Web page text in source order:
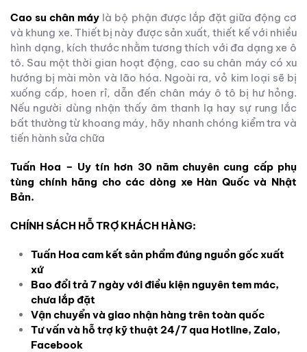
Cao su chân máy là bộ phận được lắp đặt giữa động cơ
và khung xe. Thiết bị này được sản xuất, thiết kế với nhiều
hình dạng, kích thước nhằm tương thích với đa dạng xe ô
tô. Sau một thời gian hoạt động, cao su chân máy có xu
hướng bị mài mòn và lão hóa. Ngoài ra, vỏ kim loại sẽ bị
xuống cấp, hoen rỉ, dẫn đến chân máy ô tô bị hư hỏng.
Nếu người dùng nhận thấy âm thanh lạ hay sự rung lắc
bất thường từ khoang máy, hãy nhanh chóng kiểm tra và
tiến hành sửa chữa
Tuấn Hoa – Uy tín hơn 30 năm chuyên cung cấp phụ
tùng chính hãng cho các dòng xe Hàn Quốc và Nhật
Bản.
CHÍNH SÁCH HỖ TRỢ KHÁCH HÀNG:
Tuấn Hoa cam kết sản phẩm đúng nguồn gốc xuất
xứ
Bao đổi trả 7 ngày với điều kiện nguyên tem mác,
chưa lắp đặt
Vận chuyển và giao nhận hàng trên toàn quốc
Tư vấn và hỗ trợ kỹ thuật 24/7 qua Hotline, Zalo,
Facebook